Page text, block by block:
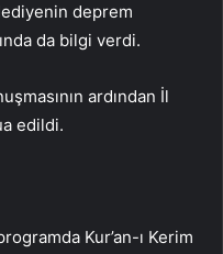
deprem
da bilgi verdi.
ardından İl
edildi.
Kur’an-ı Kerim